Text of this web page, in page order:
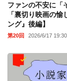
ファンの不安に「
「裏切り映画の
ング』後編】
第20回 2026/6/17 19:30